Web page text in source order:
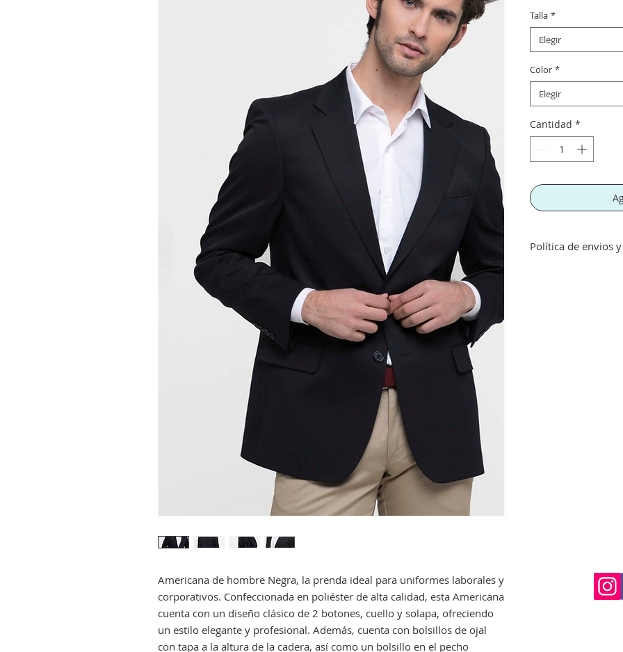
Americana de hombre Negra, la prenda ideal para uniformes laborales y
corporativos. Confeccionada en poliéster de alta calidad, esta Americana
cuenta con un diseño clásico de 2 botones, cuello y solapa, ofreciendo
un estilo elegante y profesional. Además, cuenta con bolsillos de ojal
con tapa a la altura de la cadera, así como un bolsillo en el pecho
Talla *
Elegir
Color *
Elegir
Cantidad *
Política de envios